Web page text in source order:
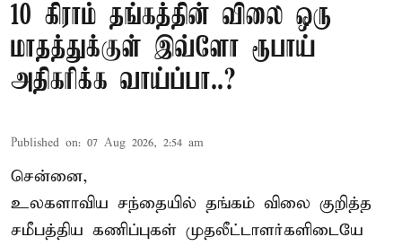
10 கிராம் தங்கத்தின் விலை ஒரு
மாதத்துக்குள் இவ்ளோ ரூபாய்
அதிகரிக்க வாய்ப்பா..?
Published on: 07 Aug 2026, 2:54 am
சென்னை,
உலகளாவிய சந்தையில் தங்கம் விலை குறித்த
சமீபத்திய கணிப்புகள் முதலீட்டாளர்களிடையே